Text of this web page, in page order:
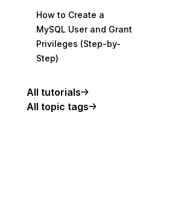
How to Create a
MySQL User and Grant
Privileges (Step-by-
Step)
All tutorials
All topic tags